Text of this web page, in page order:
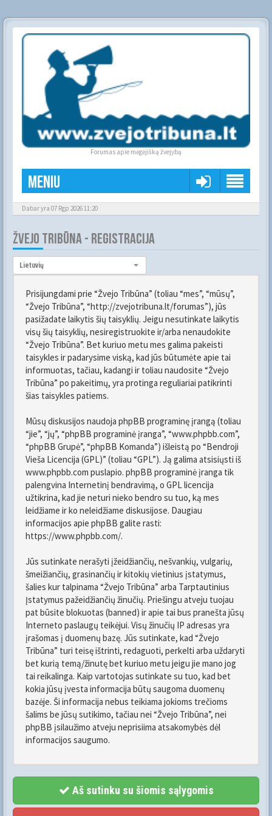
Forumas apie mėgėjišką žvejybą
Meniu
Dabar yra 07 Rgp 2026 11:20
ŽVEJO TRIBŪNA - REGISTRACIJA
Kalba:
Lietuvių
Prisijungdami prie “Žvejo Tribūna” (toliau “mes”, “mūsų”,
“Žvejo Tribūna”, “http://zvejotribuna.lt/forumas”), jūs
pasižadate laikytis šių taisyklių. Jeigu nesutinkate laikytis
visų šių taisyklių, nesiregistruokite ir/arba nenaudokite
“Žvejo Tribūna”. Bet kuriuo metu mes galima pakeisti
taisykles ir padarysime viską, kad jūs būtumėte apie tai
informuotas, tačiau, kadangi ir toliau naudosite “Žvejo
Tribūna” po pakeitimų, yra protinga reguliariai patikrinti
šias taisykles patiems.
Mūsų diskusijos naudoja phpBB programinę įrangą (toliau
“jie”, “jų”, “phpBB programinė įranga”, “www.phpbb.com”,
“phpBB Grupė”, “phpBB Komanda”) išleistą po “Bendroji
Vieša Licencija (GPL)” (toliau “GPL”). Ją galima atsisiųsti iš
www.phpbb.com puslapio. phpBB programinė įranga tik
palengvina Internetinį bendravimą, o GPL licencija
užtikrina, kad jie neturi nieko bendro su tuo, ką mes
leidžiame ir ko neleidžiame diskusijose. Daugiau
informacijos apie phpBB galite rasti:
https://www.phpbb.com/.
Jūs sutinkate nerašyti įžeidžiančių, nešvankių, vulgarių,
šmeižiančių, grasinančių ir kitokių vietinius įstatymus,
šalies kur talpinama “Žvejo Tribūna” arba Tarptautinius
Įstatymus pažeidžiančių žinučių. Priešingu atveju tuojau
pat būsite blokuotas (banned) ir apie tai bus pranešta jūsų
Interneto paslaugų teikėjui. Visų žinučių IP adresas yra
įrašomas į duomenų bazę. Jūs sutinkate, kad “Žvejo
Tribūna” turi teisę ištrinti, redaguoti, perkelti arba uždaryti
bet kurią temą/žinutę bet kuriuo metu jeigu jie mano jog
tai reikalinga. Kaip vartotojas sutinkate su tuo, kad bet
kokia jūsų įvesta informacija būtų saugoma duomenų
bazėje. Ši informacija nebus teikiama jokioms trečioms
šalims be jūsų sutikimo, tačiau nei “Žvejo Tribūna”, nei
phpBB įsilaužimo atveju neprisiima atsakomybės dėl
informacijos saugumo.
Aš sutinku su šiomis sąlygomis